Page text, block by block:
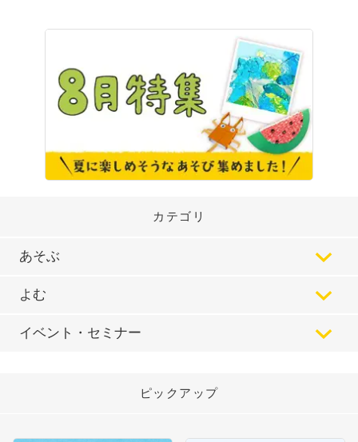
カテゴリ
あそぶ
よむ
イベント・セミナー
ピックアップ